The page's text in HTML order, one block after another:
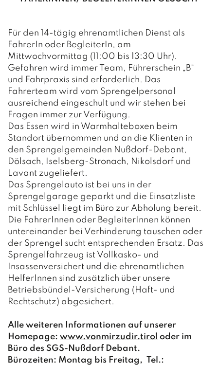
Für den 14-tägig ehrenamtlichen Dienst als
FahrerIn oder BegleiterIn, am
Mittwochvormittag (11:00 bis 13:30 Uhr).
Gefahren wird immer Team, Führerschein „B“
und Fahrpraxis sind erforderlich. Das
Fahrerteam wird vom Sprengelpersonal
ausreichend eingeschult und wir stehen bei
Fragen immer zur Verfügung.
Das Essen wird in Warmhalteboxen beim
Standort übernommen und an die Klienten in
den Sprengelgemeinden Nußdorf-Debant,
Dölsach, Iselsberg-Stronach, Nikolsdorf und
Lavant zugeliefert.
Das Sprengelauto ist bei uns in der
Sprengelgarage geparkt und die Einsatzliste
mit Schlüssel liegt im Büro zur Abholung bereit.
Die FahrerInnen oder BegleiterInnen können
untereinander bei Verhinderung tauschen oder
der Sprengel sucht entsprechenden Ersatz. Das
Sprengelfahrzeug ist Vollkasko- und
Insassenversichert und die ehrenamtlichen
HelferInnen sind zusätzlich über unsere
Betriebsbündel-Versicherung (Haft- und
Rechtschutz) abgesichert.
Alle weiteren Informationen auf unserer
Homepage: www.vonmirzudir.tirol oder im
Büro des SGS-Nußdorf Debant.
Bürozeiten: Montag bis Freitag, Tel.: